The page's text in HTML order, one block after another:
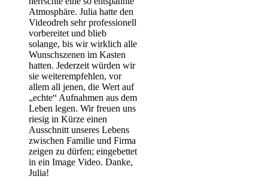
Atmosphäre. Julia hatte den
Videodreh sehr professionell
vorbereitet und blieb
solange, bis wir wirklich alle
Wunschszenen im Kasten
hatten. Jederzeit würden wir
sie weiterempfehlen, vor
allem all jenen, die Wert auf
„echte“ Aufnahmen aus dem
Leben legen. Wir freuen uns
riesig in Kürze einen
Ausschnitt unseres Lebens
zwischen Familie und Firma
zeigen zu dürfen; eingebettet
in ein Image Video. Danke,
Julia!